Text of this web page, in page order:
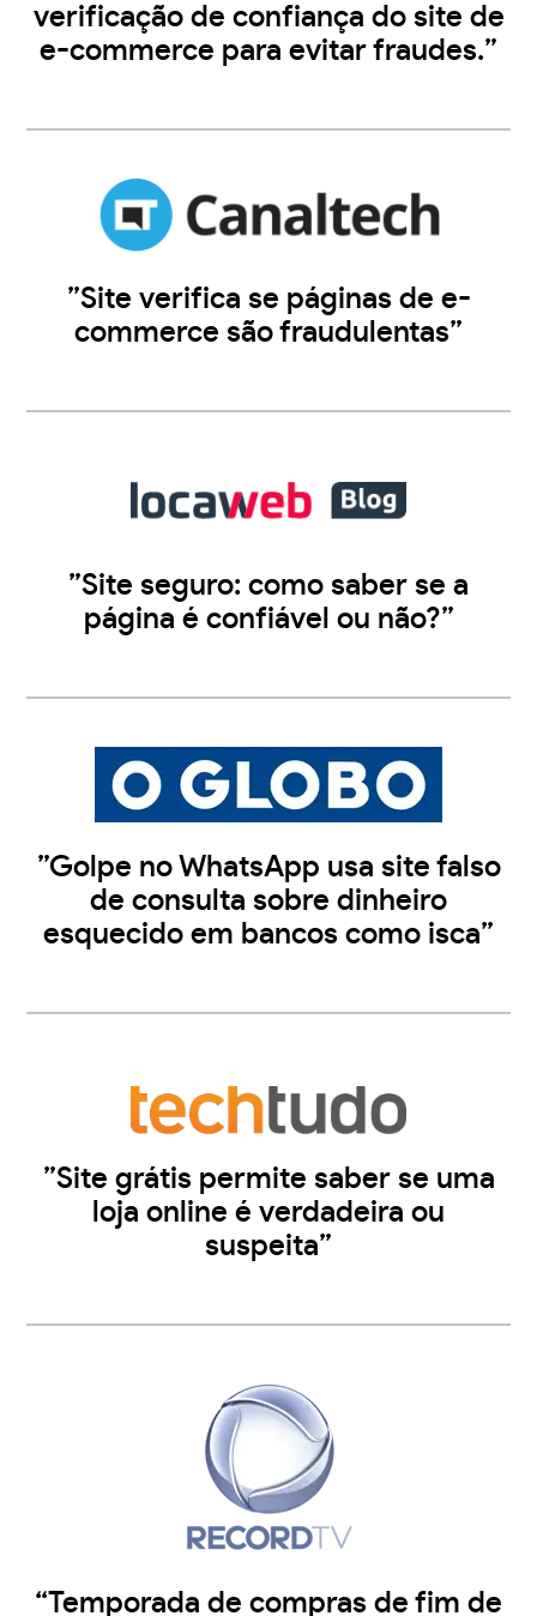
verificação de confiança do site de
e-commerce para evitar fraudes.”
”Site verifica se páginas de e-
commerce são fraudulentas”
”Site seguro: como saber se a
página é confiável ou não?”
”Golpe no WhatsApp usa site falso
de consulta sobre dinheiro
esquecido em bancos como isca”
”Site grátis permite saber se uma
loja online é verdadeira ou
suspeita”
“Temporada de compras de fim de